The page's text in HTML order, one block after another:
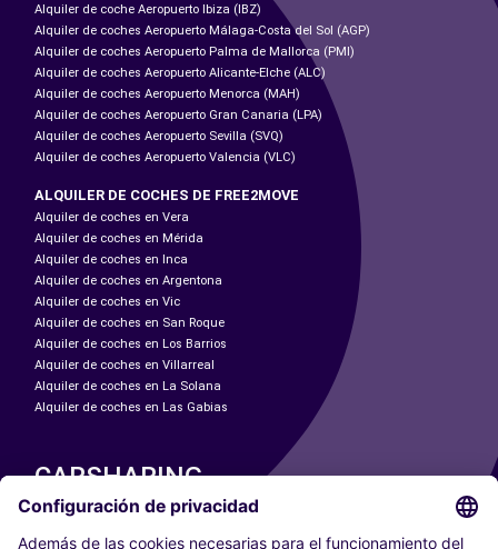
Alquiler de coche Aeropuerto Ibiza (IBZ)
Alquiler de coches Aeropuerto Málaga-Costa del Sol (AGP)
Alquiler de coches Aeropuerto Palma de Mallorca (PMI)
Alquiler de coches Aeropuerto Alicante-Elche (ALC)
Alquiler de coches Aeropuerto Menorca (MAH)
Alquiler de coches Aeropuerto Gran Canaria (LPA)
Alquiler de coches Aeropuerto Sevilla (SVQ)
Alquiler de coches Aeropuerto Valencia (VLC)
ALQUILER DE COCHES DE FREE2MOVE
Alquiler de coches en Vera
Alquiler de coches en Mérida
Alquiler de coches en Inca
Alquiler de coches en Argentona
Alquiler de coches en Vic
Alquiler de coches en San Roque
Alquiler de coches en Los Barrios
Alquiler de coches en Villarreal
Alquiler de coches en La Solana
Alquiler de coches en Las Gabias
CARSHARING
NUESTRAS CIUDADES
Paris